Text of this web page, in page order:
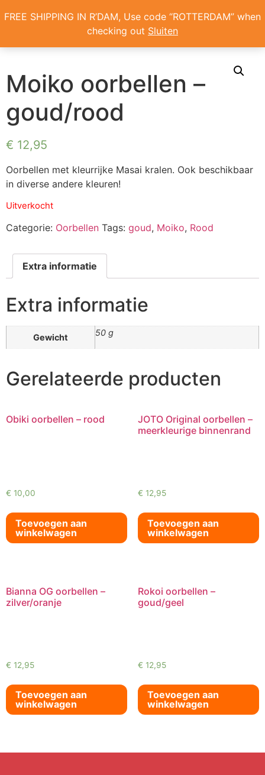
Moiko oorbellen –
goud/rood
€ 12,95
Oorbellen met kleurrijke Masai kralen. Ook beschikbaar
in diverse andere kleuren!
Uitverkocht
Categorie: Oorbellen Tags: goud, Moiko, Rood
Extra informatie
Extra informatie
Gewicht 50 g
Gerelateerde producten
Obiki oorbellen – rood
€ 10,00
Toevoegen aan
winkelwagen
JOTO Original oorbellen –
meerkleurige binnenrand
€ 12,95
Toevoegen aan
winkelwagen
Bianna OG oorbellen –
zilver/oranje
€ 12,95
Toevoegen aan
winkelwagen
Rokoi oorbellen –
goud/geel
€ 12,95
Toevoegen aan
winkelwagen
FREE SHIPPING IN R’DAM, Use code “ROTTERDAM” when
checking out Sluiten